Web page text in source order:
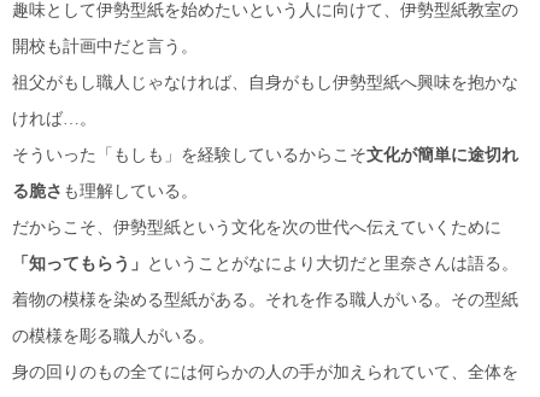
趣味として伊勢型紙を始めたいという人に向けて、伊勢型紙教室の
開校も計画中だと言う。
祖父がもし職人じゃなければ、自身がもし伊勢型紙へ興味を抱かな
ければ…。
そういった「もしも」を経験しているからこそ文化が簡単に途切れ
る脆さ も理解している。
だからこそ、伊勢型紙という文化を次の世代へ伝えていくために
「知ってもらう」 ということがなにより大切だと里奈さんは語る。
着物の模様を染める型紙がある。それを作る職人がいる。その型紙
の模様を彫る職人がいる。
身の回りのもの全てには何らかの人の手が加えられていて、全体を